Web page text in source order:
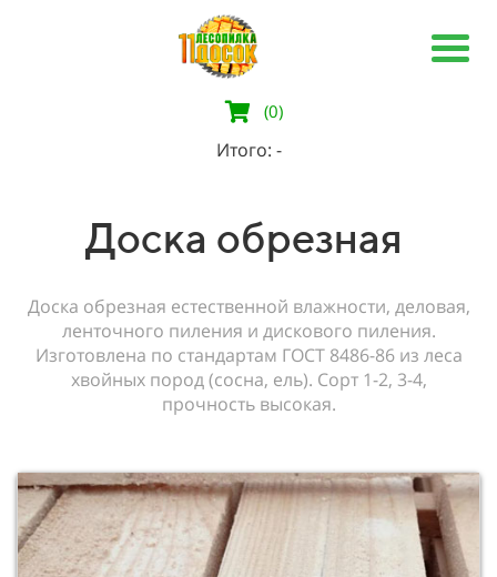
(0)
Итого: -
Доска обрезная
Доска обрезная естественной влажности, деловая,
ленточного пиления и дискового пиления.
Изготовлена по стандартам ГОСТ 8486-86 из леса
хвойных пород (сосна, ель). Сорт 1-2, 3-4,
прочность высокая.